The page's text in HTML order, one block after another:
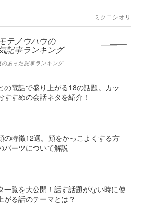
ミクニシオリ
テノウハウの
記事ランキング
のあった記事ランキング
の電話で盛り上がる18の話題。カッ
すすめの会話ネタを紹介！
の特徴12選。顔をかっこよくする方
パーツについて解説
一覧を大公開！話す話題がない時に使
がる話のテーマとは？